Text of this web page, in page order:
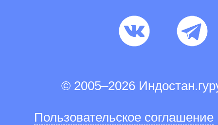
© 2005–2026
Пользовательское соглашение